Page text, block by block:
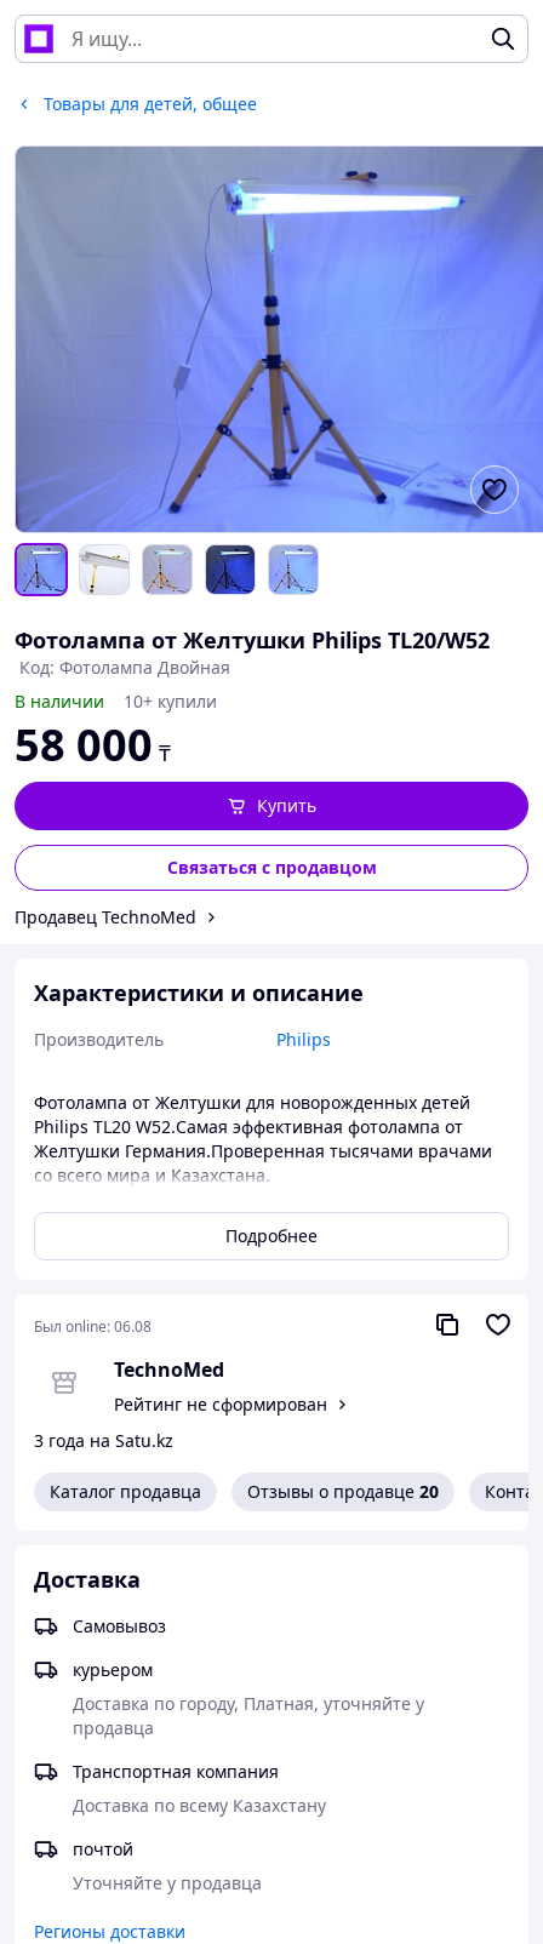
Товары для детей, общее
Фотолампа от Желтушки Philips TL20/W52
Код: Фотолампа Двойная
В наличии
10+ купили
58 000 ₸
Купить
Связаться с продавцом
Продавец TechnoMed
Характеристики и описание
Производитель Philips
Фотолампа от Желтушки для новорожденных детей
Philips TL20 W52.Самая эффективная фотолампа от
Желтушки Германия.Проверенная тысячами врачами
со всего мира и Казахстана.
Подробнее
Был online:06.08
TechnoMed
Рейтинг не сформирован
3 года на Satu.kz
Каталог продавца Отзывы о продавце 20
Доставка
Самовывоз
курьером
Доставка по городу, Платная, уточняйте у
продавца
Транспортная компания
Доставка по всему Казахстану
почтой
Уточняйте у продавца
Регионы доставки